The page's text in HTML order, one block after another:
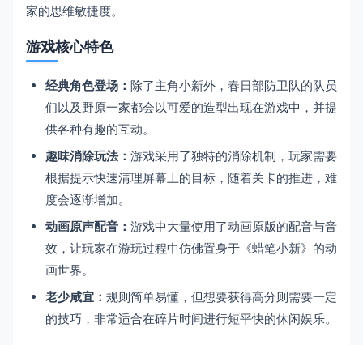
家的思维敏捷度。
游戏核心特色
经典角色登场： 除了主角小新外，春日部防卫队的队员
们以及野原一家都会以可爱的造型出现在游戏中，并提
供各种有趣的互动。
趣味消除玩法： 游戏采用了独特的消除机制，玩家需要
根据提示快速清理屏幕上的目标，随着关卡的推进，难
度会逐渐增加。
动画原声配音： 游戏中大量使用了动画原版的配音与音
效，让玩家在游玩过程中仿佛置身于《蜡笔小新》的动
画世界。
老少咸宜： 规则简单易懂，但想要获得高分则需要一定
的技巧，非常适合在碎片时间进行短平快的休闲娱乐。